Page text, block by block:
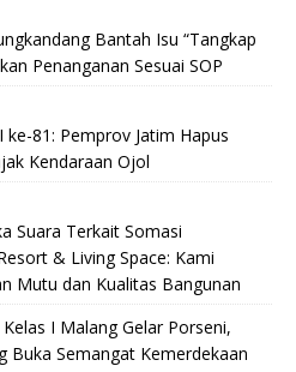
Bantah Isu “Tangkap
Penanganan Sesuai SOP
ke-81: Pemprov Jatim Hapus
Kendaraan Ojol
Suara Terkait Somasi
& Living Space: Kami
Mutu dan Kualitas Bangunan
I Malang Gelar Porseni,
Buka Semangat Kemerdekaan